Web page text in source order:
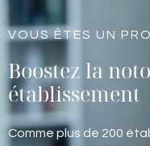
VOUS ÊTES UN
Boostez la
établissement
Comme plus de 200